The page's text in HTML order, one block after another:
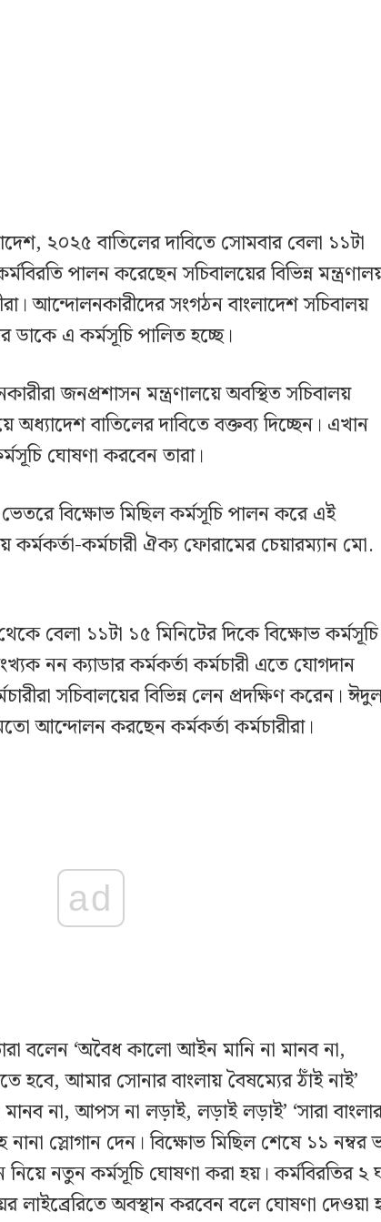
২০২৫ বাতিলের দাবিতে সোমবার বেলা ১১টা
পালন করেছেন সচিবালয়ের বিভিন্ন
আন্দোলনকারীদের সংগঠন বাংলাদেশ সচিবালয়
ডাকে এ কর্মসূচি পালিত হচ্ছে।
জনপ্রশাসন মন্ত্রণালয়ে অবস্থিত সচিবালয়
অধ্যাদেশ বাতিলের দাবিতে বক্তব্য দিচ্ছেন। এখান
ঘোষণা করবেন তারা।
বিক্ষোভ মিছিল কর্মসূচি পালন করে এই
কর্মকর্তা-কর্মচারী ঐক্য ফোরামের চেয়ারম্যান মো.
বেলা ১১টা ১৫ মিনিটের দিকে বিক্ষোভ কর্মসূচি
নন ক্যাডার কর্মকর্তা কর্মচারী এতে যোগদান
সচিবালয়ের বিভিন্ন লেন প্রদক্ষিণ করেন।
আন্দোলন করছেন কর্মকর্তা কর্মচারীরা।
ad
বলেন ‘অবৈধ কালো আইন মানি না মানব না,
হবে, আমার সোনার বাংলায় বৈষম্যের ঠাঁই নাই’
না, আপস না লড়াই, লড়াই লড়াই’ ‘সারা
স্লোগান দেন। বিক্ষোভ মিছিল শেষে ১১ নম্বর
নিয়ে নতুন কর্মসূচি ঘোষণা করা হয়। কর্মবিরতির ২
লাইব্রেরিতে অবস্থান করবেন বলে ঘোষণা দেওয়া